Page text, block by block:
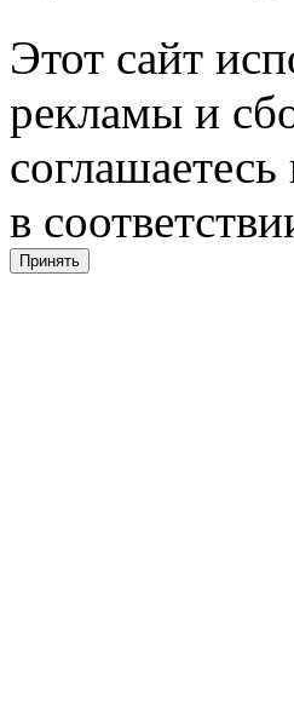
Этот сайт
рекламы и
в
Принять